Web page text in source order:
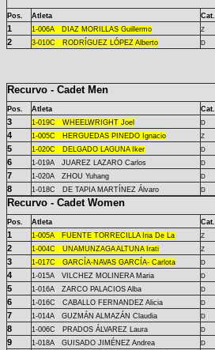
Pos. Atleta Cat.
1 1-006A DIAZ MORILLAS Guillermo Z
2 3-010C RODRÍGUEZ LÓPEZ Alberto D
Recurvo - Cadet Men
Pos. Atleta Cat.
3 1-019C WHEELWRIGHT Joel D
4 1-005C HERGUEDAS PINEDO Ignacio Z
5 1-020C DELGADO LAGUNA Iker D
6 1-019A JUAREZ LAZARO Carlos D
7 1-020A ZHOU Yuhang D
8 1-018C DE TAPIA MARTÍNEZ Álvaro D
Recurvo - Cadet Women
Pos. Atleta Cat.
1 1-005A FUENTE TORRECILLA Iria De La Z
2 1-004C UNAMUNZAGA ALTUNA Irati Z
3 1-017C GARCÍA-NAVAS GARCÍA- Carlota D
4 1-015A VILCHEZ MOLINERA Maria D
5 1-016A ZARCO PALACIOS Alba D
6 1-016C CABALLO FERNANDEZ Alicia D
7 1-014A GUZMÁN ALMAZÁN Claudia D
8 1-006C PRADOS ÁLVAREZ Laura D
9 1-018A GUISADO JIMÉNEZ Andrea D